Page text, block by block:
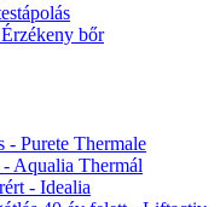
bőr
- Purete Thermale
Aqualia Thermál
- Idealia